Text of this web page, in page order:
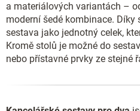
a materiálových variantách –
moderní šedé kombinace.
sestava jako jednotný celek,
Kromě stolů je možné do
nebo přístavné prvky ze stejné